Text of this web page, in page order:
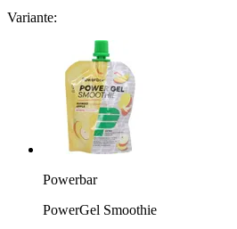
Variante:
Powerbar
PowerGel Smoothie